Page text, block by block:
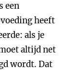
een
heeft
als je
altijd net
wordt. Dat